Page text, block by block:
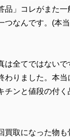
品」コレがまた
つなんです。(本
は全てではない
わりました。本
チンと値段の付
買取になった物